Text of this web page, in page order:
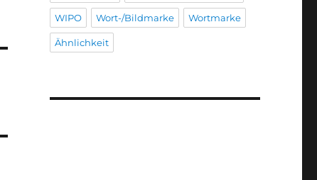
WIPO Wort-/Bildmarke Wortmarke
Ähnlichkeit